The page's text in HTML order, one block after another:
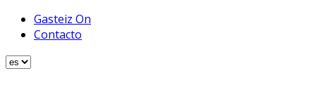
Gasteiz On
Contacto